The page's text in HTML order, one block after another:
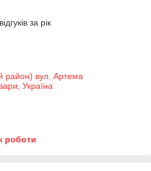
за рік
район) вул. Артема
Україна
роботи